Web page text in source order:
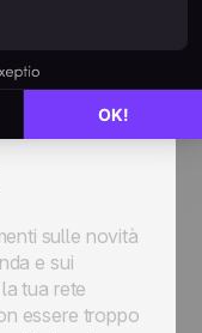
del mondo
strategist
è la chiave del
sulle novità
e sui
tua rete
essere troppo